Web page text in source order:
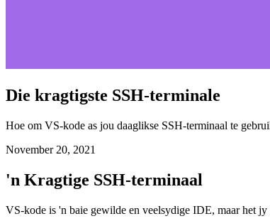
Die kragtigste SSH-terminale
Hoe om VS-kode as jou daaglikse SSH-terminaal te gebruik
November 20, 2021
'n Kragtige SSH-terminaal